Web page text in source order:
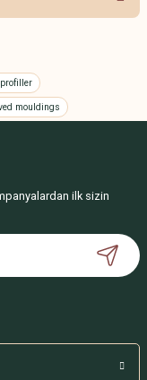
tarafımıza
mouldings
ilk sizin